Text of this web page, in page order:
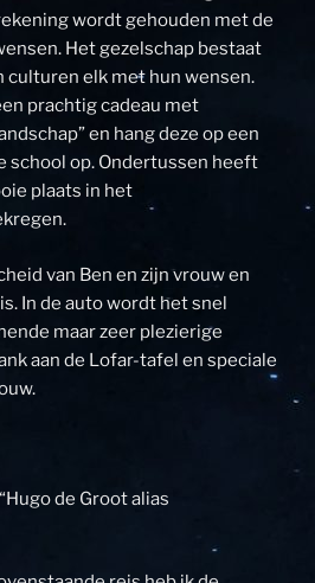
wordt gehouden met de
Het gezelschap bestaat
culturen elk met hun wensen.
prachtig cadeau met
en hang deze op een
school op. Ondertussen heeft
plaats in het
van Ben en zijn vrouw en
In de auto wordt het snel
maar zeer plezierige
aan de Lofar-tafel en speciale
de Groot alias